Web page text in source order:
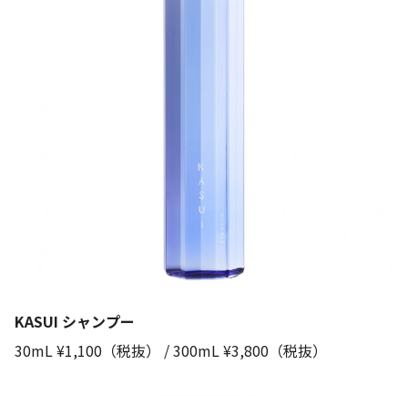
KASUI シャンプー
30mL ¥1,100（税抜） / 300mL ¥3,800（税抜）